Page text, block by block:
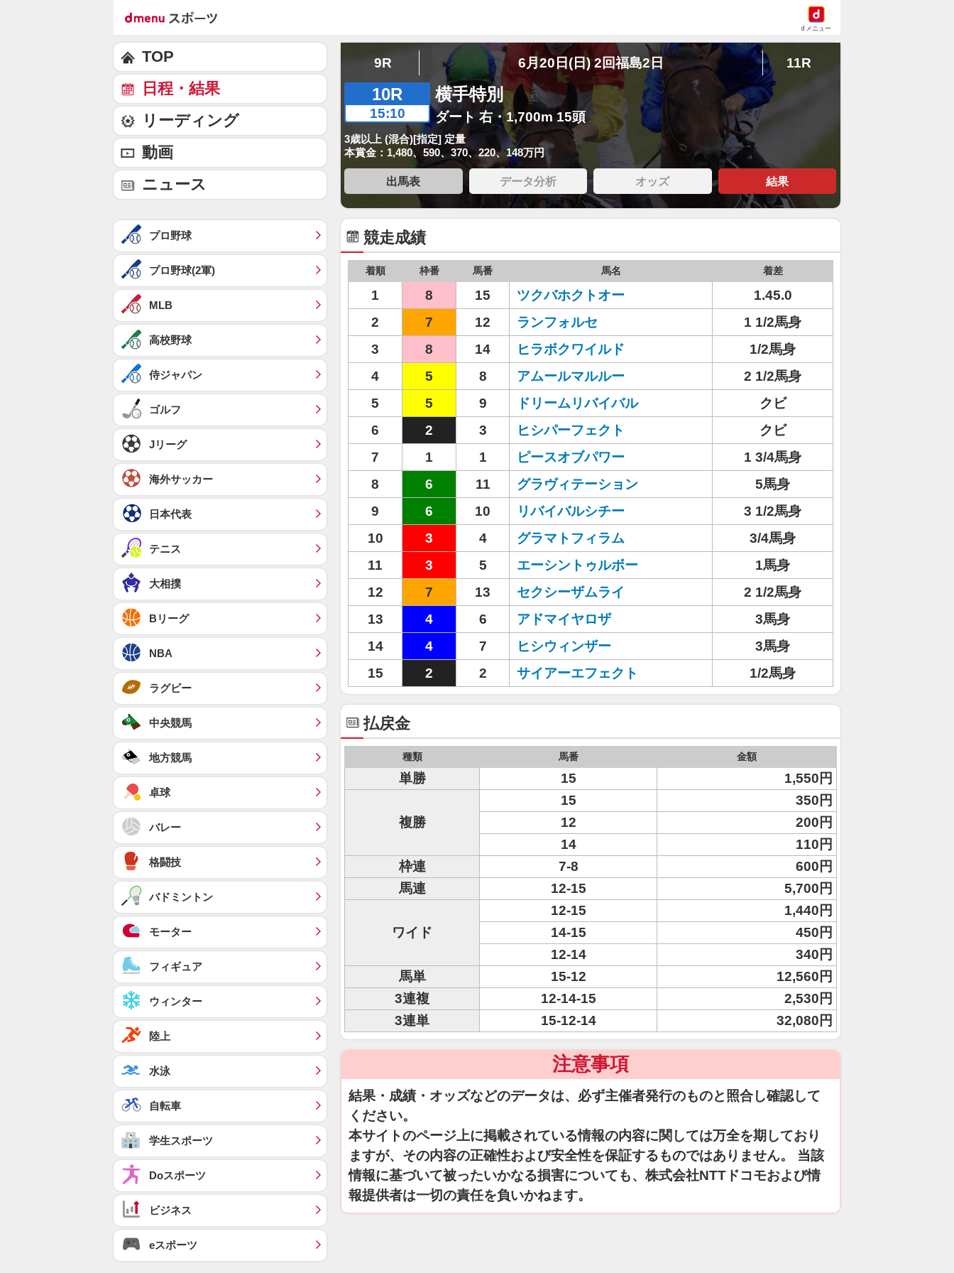
dメニュー
9R 6月20日(日) 2回福島2日 11R
10R
15:10
横手特別
ダート 右・1,700m 15頭
3歳以上 (混合)[指定] 定量
本賞金：1,480、590、370、220、148万円
出馬表 データ分析 オッズ 結果
競走成績
着順 枠番 馬番 馬名 着差
1 8 15 ツクバホクトオー
1.45.0
2
7 12 ランフォルセ
1 1/2馬身
3
8 14 ヒラボクワイルド
1/2馬身
4
5 8 アムールマルルー
2 1/2馬身
5
5 9 ドリームリバイバル
クビ
6
2 3 ヒシパーフェクト
クビ
7
1 1 ピースオブパワー
1 3/4馬身
8
6 11 グラヴィテーション
5馬身
9
6 10 リバイバルシチー
3 1/2馬身
10
3 4 グラマトフィラム
3/4馬身
11
3 5 エーシントゥルボー
1馬身
12
7 13 セクシーザムライ
2 1/2馬身
13
4 6 アドマイヤロザ
3馬身
14
4 7 ヒシウィンザー
3馬身
15
2 2 サイアーエフェクト 1/2馬身
払戻金
種類 馬番 金額
単勝 15 1,550円
複勝
15
350円
12
200円
14
110円
枠連
7-8
600円
馬連
12-15 5,700円
ワイド
12-15
1,440円
14-15
450円
12-14
340円
馬単
15-12
12,560円
3連複
12-14-15
2,530円
3連単
15-12-14 32,080円
注意事項
結果・成績・オッズなどのデータは、必ず主催者発行のものと照合し確認して
ください。
本サイトのページ上に掲載されている情報の内容に関しては万全を期しており
ますが、その内容の正確性および安全性を保証するものではありません。 当該
情報に基づいて被ったいかなる損害についても、株式会社NTTドコモおよび情
報提供者は一切の責任を負いかねます。
TOP
日程・結果
リーディング
動画
ニュース
プロ野球
プロ野球(2軍)
MLB
高校野球
侍ジャパン
ゴルフ
Jリーグ
海外サッカー
日本代表
テニス
大相撲
Bリーグ
NBA
ラグビー
中央競馬
地方競馬
卓球
バレー
格闘技
バドミントン
モーター
フィギュア
ウィンター
陸上
水泳
自転車
学生スポーツ
Doスポーツ
ビジネス
eスポーツ